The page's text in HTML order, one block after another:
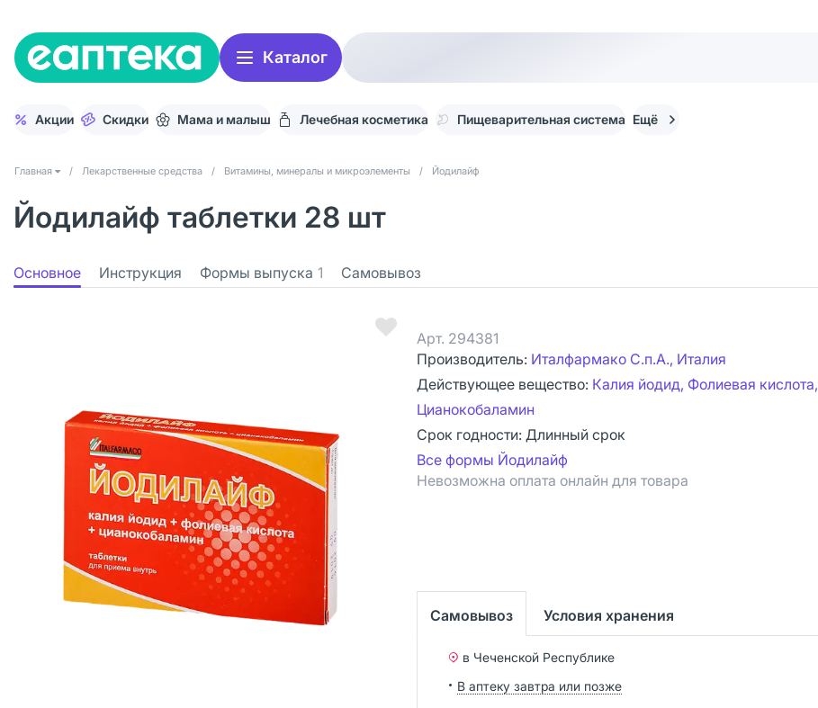
Каталог
Акции Скидки Мама и малыш Лечебная косметика Пищеварительная система Ещё
Главная / Лекарственные средства / Витамины, минералы и микроэлементы / Йодилайф
Йодилайф таблетки 28 шт
Основное Инструкция Формы выпуска 1 Самовывоз
Арт. 294381
Производитель: Италфармако С.п.А., Италия
Действующее вещество: Калия йодид, Фолиевая кислота,
Цианокобаламин
Срок годности: Длинный срок
Все формы Йодилайф
Невозможна оплата онлайн для товара
Самовывоз Условия хранения
в Чеченской Республике
В аптеку завтра или позже